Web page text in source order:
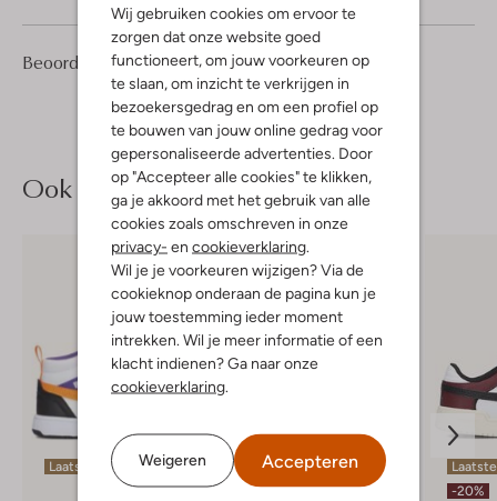
Wij gebruiken cookies om ervoor te
zorgen dat onze website goed
functioneert, om jouw voorkeuren op
te slaan, om inzicht te verkrijgen in
bezoekersgedrag en om een profiel op
te bouwen van jouw online gedrag voor
gepersonaliseerde advertenties. Door
op "Accepteer alle cookies" te klikken,
ga je akkoord met het gebruik van alle
cookies zoals omschreven in onze
privacy- en cookieverklaring
Wil je je voorkeuren wijzigen? Via de
cookieknop onderaan de pagina kun je
jouw toestemming ieder moment
intrekken. Wil je meer informatie of een
klacht indienen? Ga naar onze
cookieverklaring
Weigeren Accepteren
Beoordelingen (3) 4/5
3
4
Sterren
Ook iets voor jou?
Laatste items
Laatste item
-50%
-20%